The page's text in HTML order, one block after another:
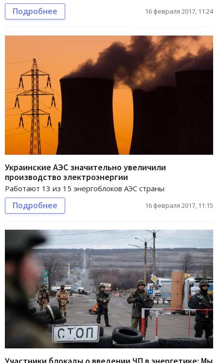
Подробнее 16 февраля 2017, 11:24
Украинские АЭС значительно увеличили
производство электроэнергии
Работают 13 из 15 энергоблоков АЭС страны
Подробнее 16 февраля 2017, 11:15